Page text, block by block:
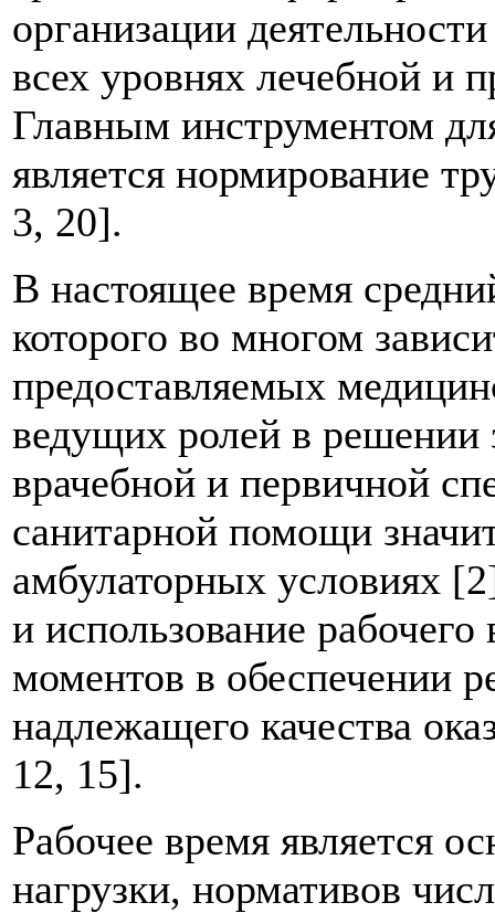
организации
всех уровнях лечебной и
Главным инструментом
является нормирование
3, 20].
В настоящее время
которого во многом
предоставляемых
ведущих ролей в решении
врачебной и первичной
санитарной помощи
амбулаторных условиях
и использование
моментов в обеспечении
надлежащего качества
12, 15].
Рабочее время является
нагрузки, нормативов